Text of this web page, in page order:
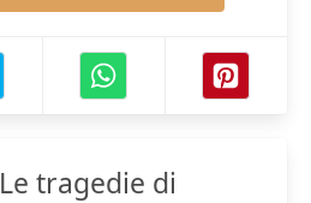
Le tragedie di